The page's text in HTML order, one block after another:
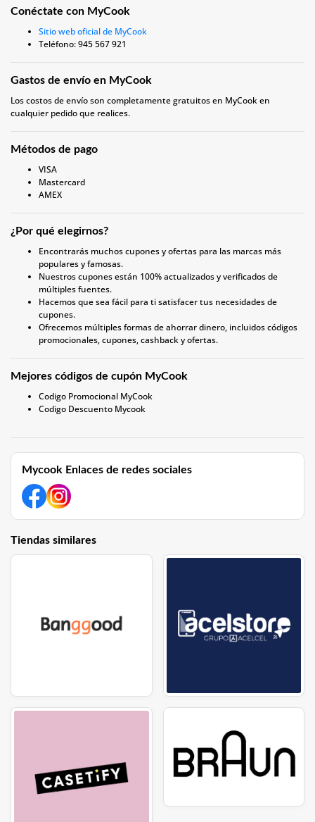
Conéctate con MyCook
Sitio web oficial de MyCook
Teléfono: 945 567 921
Gastos de envío en MyCook
Los costos de envío son completamente gratuitos en MyCook en
cualquier pedido que realices.
Métodos de pago
VISA
Mastercard
AMEX
¿Por qué elegirnos?
Encontrarás muchos cupones y ofertas para las marcas más
populares y famosas.
Nuestros cupones están 100% actualizados y verificados de
múltiples fuentes.
Hacemos que sea fácil para ti satisfacer tus necesidades de
cupones.
Ofrecemos múltiples formas de ahorrar dinero, incluidos códigos
promocionales, cupones, cashback y ofertas.
Mejores códigos de cupón MyCook
Codigo Promocional MyCook
Codigo Descuento Mycook
Mycook Enlaces de redes sociales
Tiendas similares